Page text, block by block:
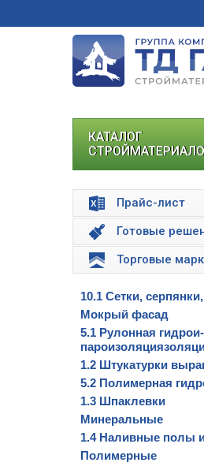
КАТАЛОГ
Прайс-лист
Готовые
Торговые
10.1 Сетки,
Мокрый фасад
5.1 Рулонная
1.2 Штукатурки
5.2 Полимерная
1.3 Шпаклевки
Минеральные
1.4 Наливные полы
Полимерные